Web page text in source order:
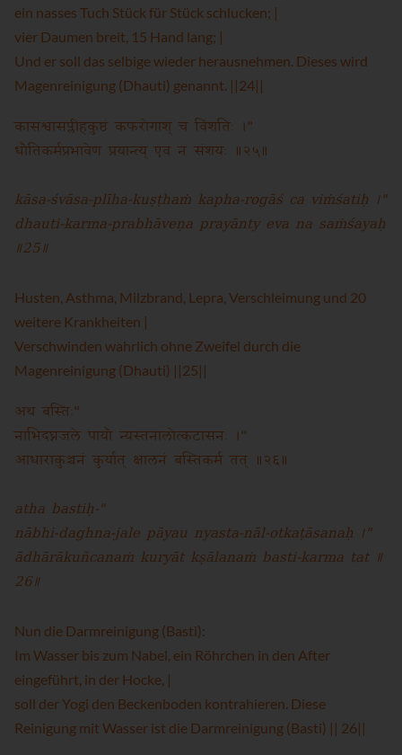
ein nasses Tuch Stück für Stück schlucken; |
vier Daumen breit, 15 Hand lang; |
Und er soll das selbige wieder herausnehmen. Dieses wird
Magenreinigung (Dhauti) genannt. ||24||
कासश्वासप्लीहकुष्ठं कफरोगाश् च विंशतिः ।"
धौतिकर्मप्रभावेण प्रयान्त्य् एव न संशयः ॥२५॥
kāsa-śvāsa-plīha-kuṣṭhaṁ kapha-rogāś ca viṁśatiḥ ।"
dhauti-karma-prabhāveṇa prayānty eva na saṁśayaḥ
॥25॥
Husten, Asthma, Milzbrand, Lepra, Verschleimung und 20
weitere Krankheiten |
Verschwinden wahrlich ohne Zweifel durch die
Magenreinigung (Dhauti) ||25||
अथ बस्तिः"
नाभिदघ्नजले पायौ न्यस्तनालोत्कटासनः ।"
आधाराकुञ्चनं कुर्यात् क्षालनं बस्तिकर्म तत् ॥२६॥
atha bastiḥ-"
nābhi-daghna-jale pāyau nyasta-nāl-otkaṭāsanaḥ ।"
ādhārākuñcanaṁ kuryāt kṣālanaṁ basti-karma tat ॥
26॥
Nun die Darmreinigung (Basti):
Im Wasser bis zum Nabel, ein Röhrchen in den After
eingeführt, in der Hocke, |
soll der Yogi den Beckenboden kontrahieren. Diese
Reinigung mit Wasser ist die Darmreinigung (Basti) || 26||